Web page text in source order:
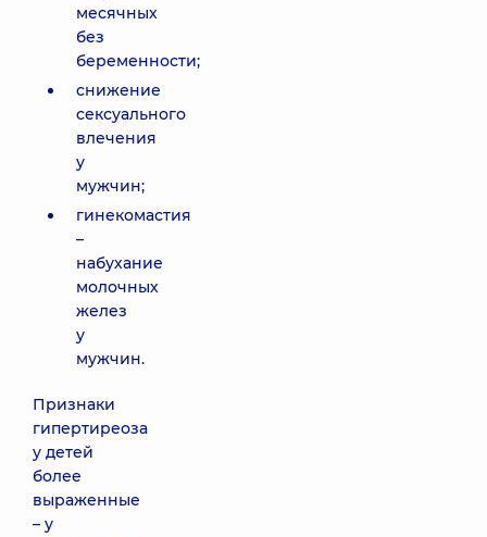
месячных
без
беременности;
снижение
сексуального
влечения
у
мужчин;
гинекомастия
–
набухание
молочных
желез
у
мужчин.
Признаки
гипертиреоза
у детей
более
выраженные
– у